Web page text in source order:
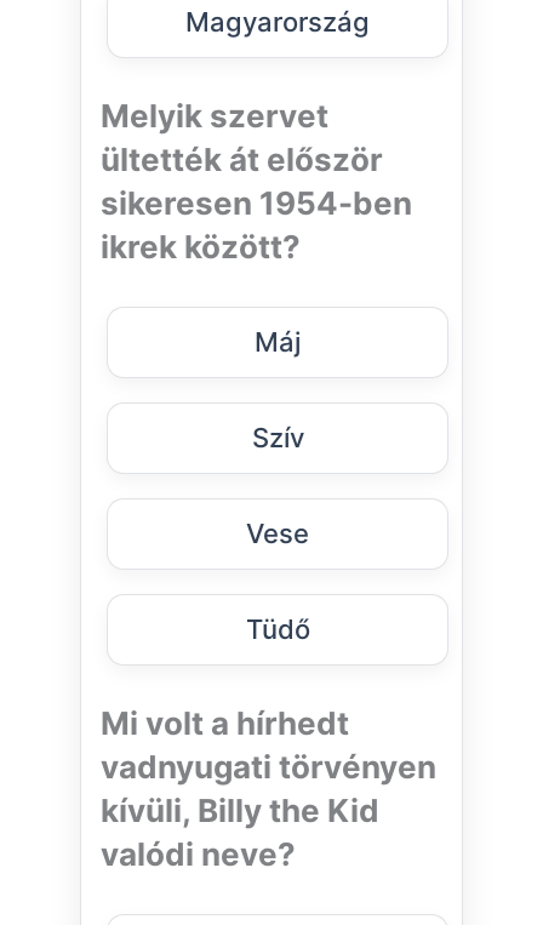
Magyarország
Melyik szervet
ültették át először
sikeresen 1954-ben
ikrek között?
Máj
Szív
Vese
Tüdő
Mi volt a hírhedt
vadnyugati törvényen
kívüli, Billy the Kid
valódi neve?